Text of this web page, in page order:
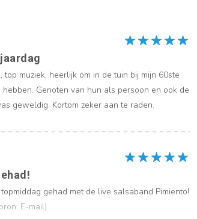
top muziek, heerlijk om in de tuin bij mijn 60ste
Genoten van hun als persoon en ook de
geweldig. Kortom zeker aan te raden.
gehad met de live salsaband Pimiento!
E-mail)